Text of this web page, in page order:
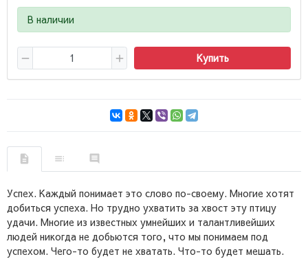
В наличии
Купить
Успех. Каждый понимает это слово по-своему. Многие хотят
добиться успеха. Но трудно ухватить за хвост эту птицу
удачи. Многие из известных умнейших и талантливейших
людей никогда не добьются того, что мы понимаем под
успехом. Чего-то будет не хватать. Что-то будет мешать.